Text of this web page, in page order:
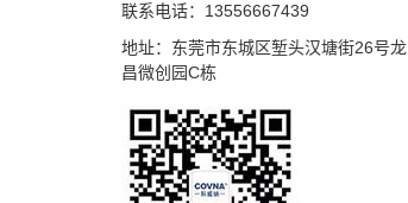
联系电话：13556667439
地址：东莞市东城区堑头汉塘街26号龙
昌微创园C栋